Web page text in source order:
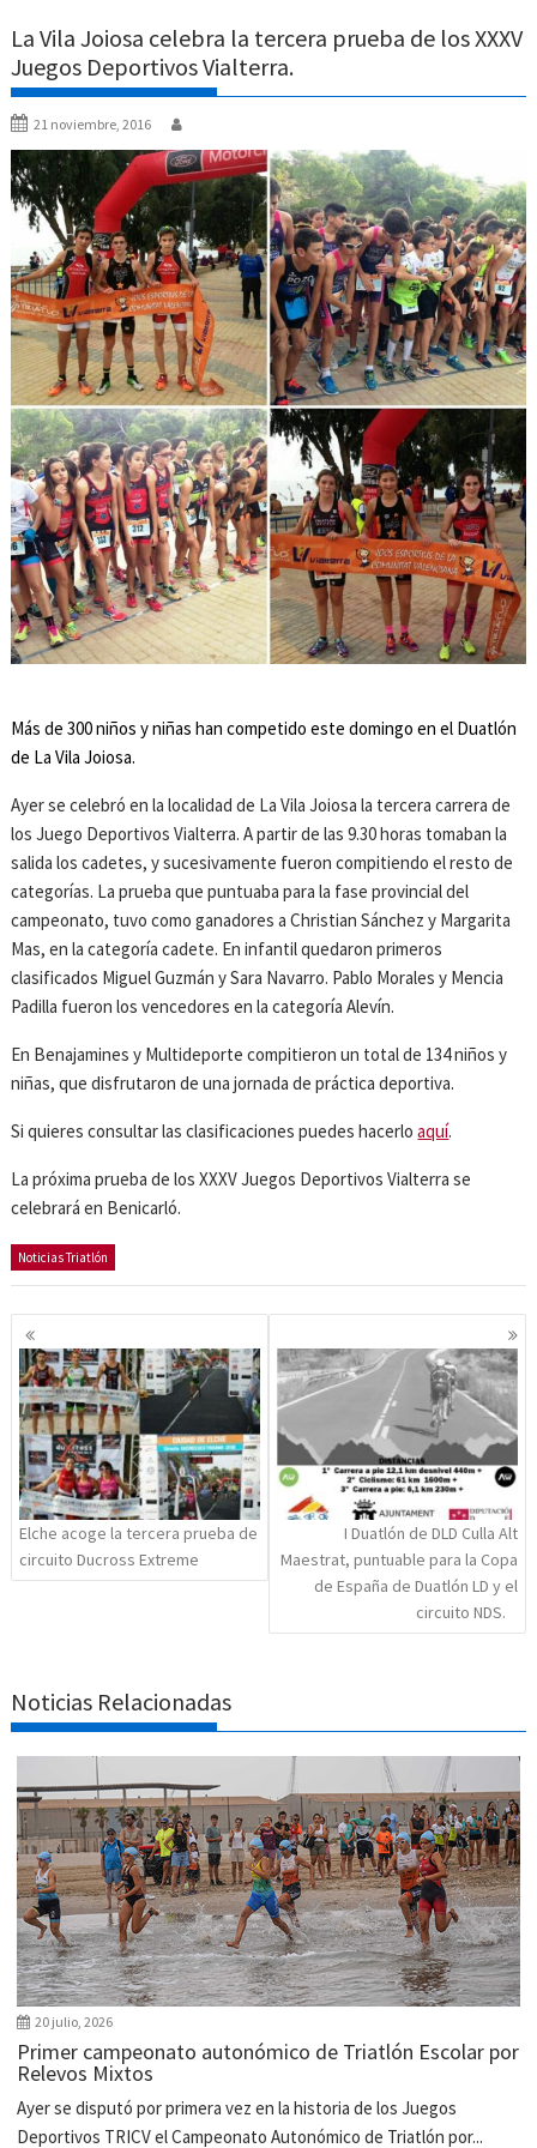
La Vila Joiosa celebra la tercera prueba de los XXXV
Juegos Deportivos Vialterra.
21 noviembre, 2016
Más de 300 niños y niñas han competido este domingo en el Duatlón
de La Vila Joiosa.
Ayer se celebró en la localidad de La Vila Joiosa la tercera carrera de
los Juego Deportivos Vialterra. A partir de las 9.30 horas tomaban la
salida los cadetes, y sucesivamente fueron compitiendo el resto de
categorías. La prueba que puntuaba para la fase provincial del
campeonato, tuvo como ganadores a Christian Sánchez y Margarita
Mas, en la categoría cadete. En infantil quedaron primeros
clasificados Miguel Guzmán y Sara Navarro. Pablo Morales y Mencia
Padilla fueron los vencedores en la categoría Alevín.
En Benajamines y Multideporte compitieron un total de 134 niños y
niñas, que disfrutaron de una jornada de práctica deportiva.
Si quieres consultar las clasificaciones puedes hacerloaquí.
La próxima prueba de los XXXV Juegos Deportivos Vialterra se
celebrará en Benicarló.
Noticias Triatlón
Navegación
de
entradas
Elche acoge la tercera prueba de
circuito Ducross Extreme
I Duatlón de DLD Culla Alt
Maestrat, puntuable para la Copa
de España de Duatlón LD y el
circuito NDS.
Noticias Relacionadas
20 julio, 2026
Primer campeonato autonómico de Triatlón Escolar por
Relevos Mixtos
Ayer se disputó por primera vez en la historia de los Juegos
Deportivos TRICV el Campeonato Autonómico de Triatlón por...